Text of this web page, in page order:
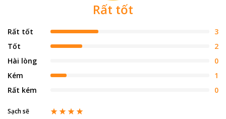
Rất tốt
Rất tốt
3
Tốt
2
Hài lòng
0
Kém
1
Rất kém
0
Sạch sẽ